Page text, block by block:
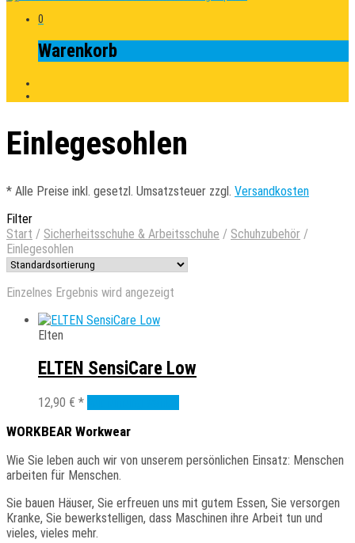
0
Warenkorb
Einlegesohlen
* Alle Preise inkl. gesetzl. Umsatzsteuer zzgl. Versandkosten
Filter
Start / Sicherheitsschuhe & Arbeitsschuhe / Schuhzubehör /
Einlegesohlen
Einzelnes Ergebnis wird angezeigt
Elten
ELTEN SensiCare Low
12,90 € *
Varianten
Optionen
können
WORKBEAR Workwear
Wie Sie leben auch wir von unserem persönlichen Einsatz: Menschen
arbeiten für Menschen.
Sie bauen Häuser, Sie erfreuen uns mit gutem Essen, Sie versorgen
Kranke, Sie bewerkstelligen, dass Maschinen ihre Arbeit tun und
vieles, vieles mehr.